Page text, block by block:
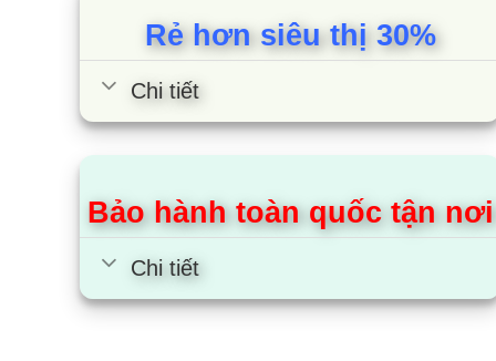
Hoạt
nhất
Nhờ
Rẻ hơn siêu thị 30%
Chi tiết
Bảo hành toàn quốc tận nơi
Chi tiết